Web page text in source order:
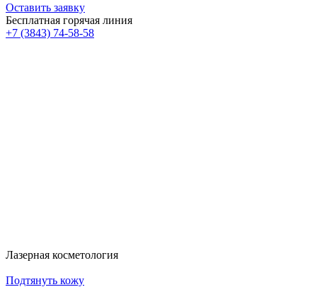
Оставить заявку
Бесплатная горячая линия
+7 (3843) 74-58-58
Лазерная косметология
Подтянуть кожу